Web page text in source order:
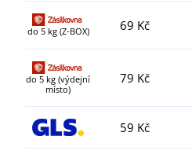
do 5 kg (Z-BOX) 69 Kč
do 5 kg (výdejní
místo)
79 Kč
59 Kč